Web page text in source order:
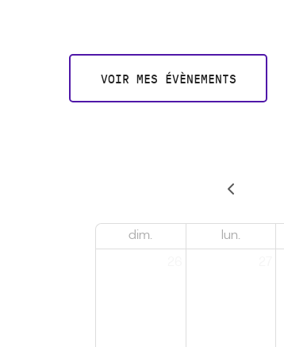
VOIR MES ÉVÈNEMENTS
dim. lun.